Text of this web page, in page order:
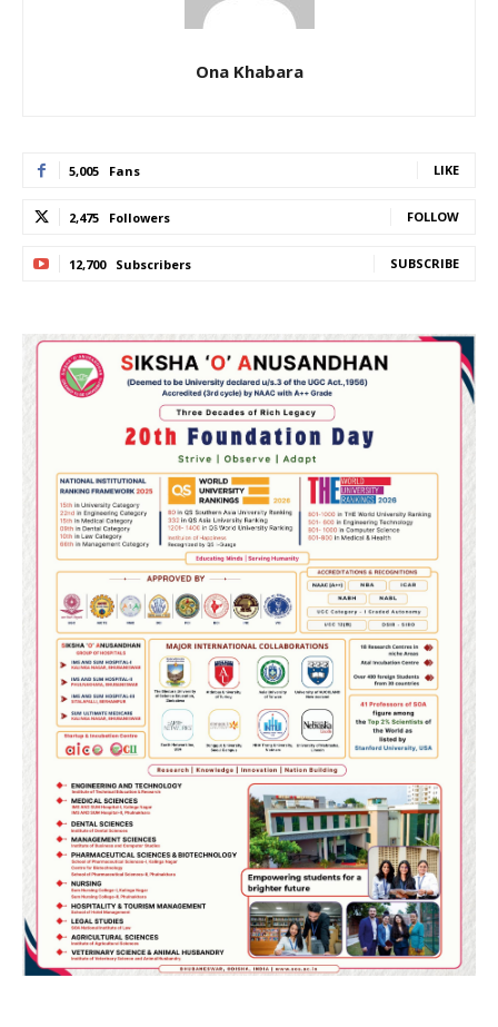
Ona Khabara
5,005 Fans LIKE
2,475 Followers FOLLOW
12,700 Subscribers SUBSCRIBE